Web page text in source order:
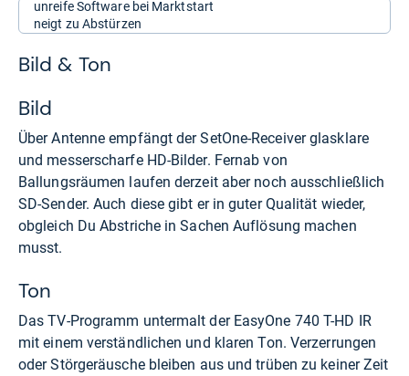
unreife Software bei Marktstart
neigt zu Abstürzen
Bild & Ton
Bild
Über Antenne empfängt der SetOne-Receiver glasklare
und messerscharfe HD-Bilder. Fernab von
Ballungsräumen laufen derzeit aber noch ausschließlich
SD-Sender. Auch diese gibt er in guter Qualität wieder,
obgleich Du Abstriche in Sachen Auflösung machen
musst.
Ton
Das TV-Programm untermalt der EasyOne 740 T-HD IR
mit einem verständlichen und klaren Ton. Verzerrungen
oder Störgeräusche bleiben aus und trüben zu keiner Zeit